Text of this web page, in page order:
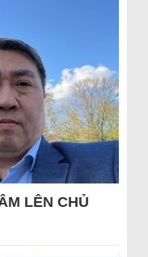
LÊN CHỦ